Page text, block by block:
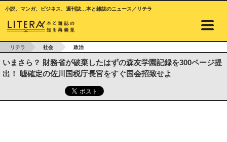
小説、マンガ、ビジネス、週刊誌…本と雑誌のニュース／リテラ
リテラ 社会 政治
いまさら？ 財務省が破棄したはずの森友学園記録を300ページ提
出！ 嘘確定の佐川国税庁長官をすぐ国会招致せよ